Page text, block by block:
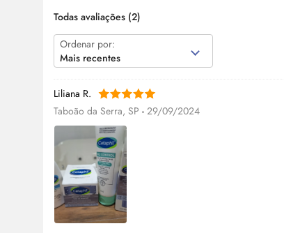
Todas avaliações (2)
Ordenar por:
Mais recentes
Liliana R.
Taboão da Serra, SP - 29/09/2024